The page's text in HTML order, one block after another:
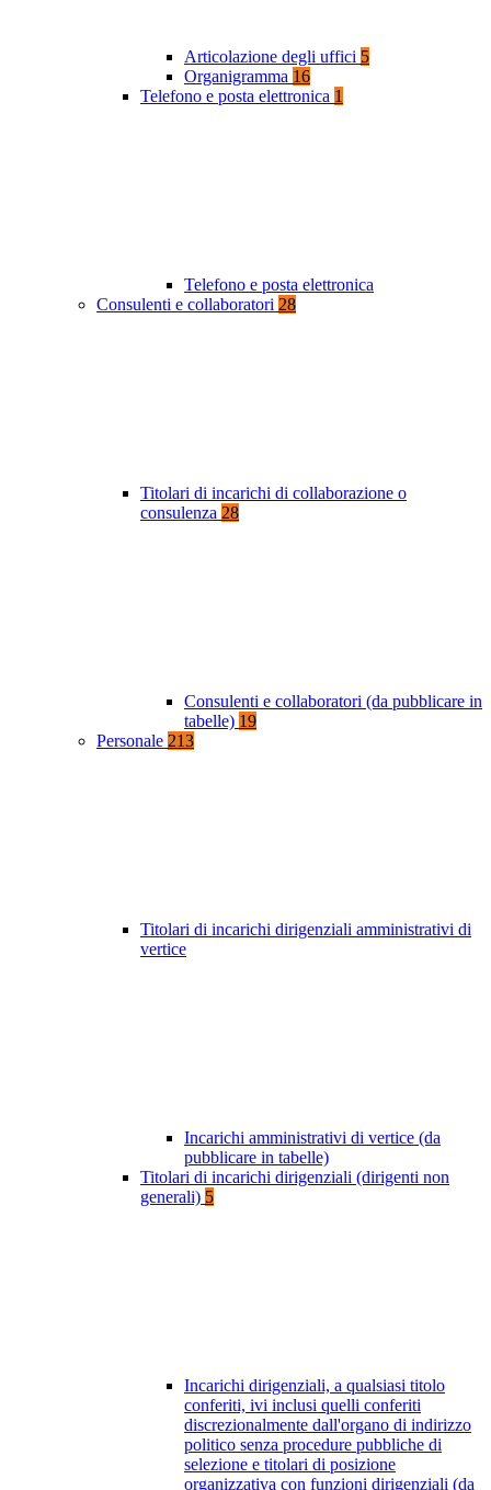
Articolazione degli uffici 5
Organigramma 16
Telefono e posta elettronica 1
Telefono e posta elettronica
Consulenti e collaboratori 28
Titolari di incarichi di collaborazione o
consulenza 28
Consulenti e collaboratori (da pubblicare in
tabelle) 19
Personale 213
Titolari di incarichi dirigenziali amministrativi di
vertice
Incarichi amministrativi di vertice (da
pubblicare in tabelle)
Titolari di incarichi dirigenziali (dirigenti non
generali) 5
Incarichi dirigenziali, a qualsiasi titolo
conferiti, ivi inclusi quelli conferiti
discrezionalmente dall'organo di indirizzo
politico senza procedure pubbliche di
selezione e titolari di posizione
organizzativa con funzioni dirigenziali (da